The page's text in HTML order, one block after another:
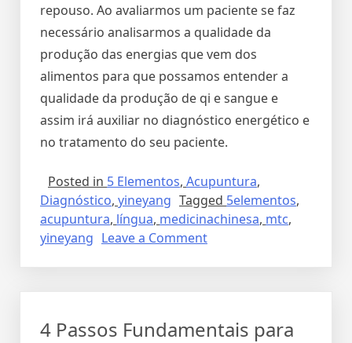
repouso. Ao avaliarmos um paciente se faz
necessário analisarmos a qualidade da
produção das energias que vem dos
alimentos para que possamos entender a
qualidade da produção de qi e sangue e
assim irá auxiliar no diagnóstico energético e
no tratamento do seu paciente.
Posted in 5 Elementos, Acupuntura,
Diagnóstico, yineyang Tagged 5elementos,
acupuntura, língua, medicinachinesa, mtc,
yineyang Leave a Comment
4 Passos Fundamentais para